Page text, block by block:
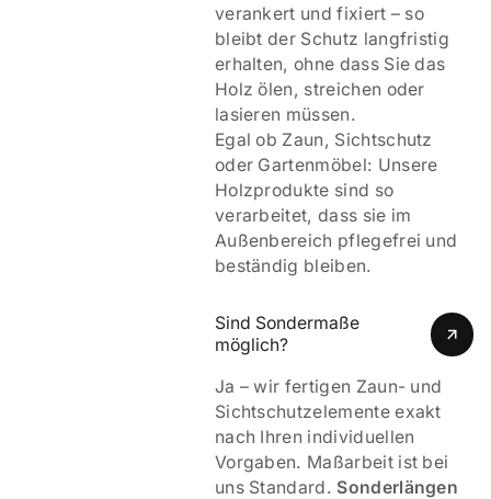
verankert und fixiert – so
bleibt der Schutz langfristig
erhalten, ohne dass Sie das
Holz ölen, streichen oder
lasieren müssen.
Egal ob Zaun, Sichtschutz
oder Gartenmöbel: Unsere
Holzprodukte sind so
verarbeitet, dass sie im
Außenbereich pflegefrei und
beständig bleiben.
Sind Sondermaße
möglich?
Ja – wir fertigen Zaun- und
Sichtschutzelemente exakt
nach Ihren individuellen
Vorgaben. Maßarbeit ist bei
uns Standard. Sonderlängen